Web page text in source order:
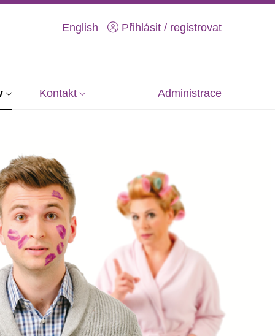
English Přihlásit / registrovat
Kontakt Administrace